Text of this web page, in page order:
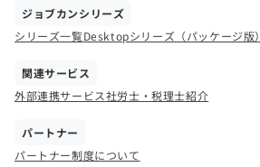
ジョブカンシリーズ
シリーズ一覧Desktopシリーズ（パッケージ版）
関連サービス
外部連携サービス社労士・税理士紹介
パートナー
パートナー制度について